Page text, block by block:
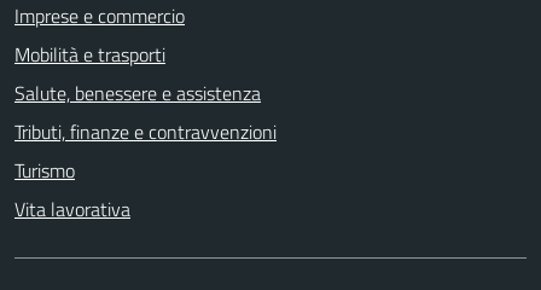
Imprese e commercio
Mobilità e trasporti
Salute, benessere e assistenza
Tributi, finanze e contravvenzioni
Turismo
Vita lavorativa